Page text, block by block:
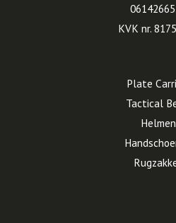
KVK nr.
Plate
Tactical
Helmen